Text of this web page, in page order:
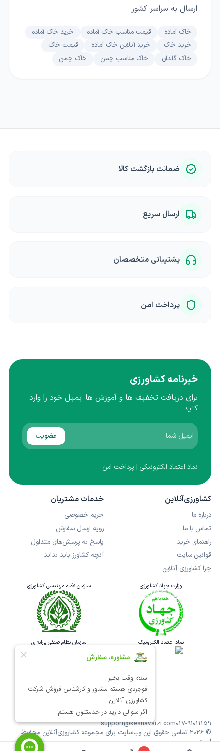
ارسال به سراسر کشور
خاک آماده قیمت مناسب خاک آماده
خرید خاک آماده
خرید خاک
خرید آنلاین خاک آماده
قیمت خاک
خاک گلدان
خاک مناسب چمن خاک چمن
ضمانت بازگشت کالا
ارسال سریع
پشتیبانی متخصصان
پرداخت امن
خبرنامه کشاورزی
برای دریافت تخفیف ها و آموزش ها ایمیل خود را وارد
کنید.
عضویت
نماد اعتماد الکترونیکی | پرداخت امن
کشاورزی‌آنلاین
درباره ما
تماس با ما
راهنمای خرید
قوانین سایت
چرا کشاورزی آنلاین
خدمات مشتریان
حریم خصوصی
رویه ارسال سفارش
پاسخ به پرسش‌های متداول
آنچه کشاورز باید بداند
وزارت جهاد کشاورزی سازمان نظام مهندسی کشاورزی
نماد اعتماد الکترونیک سازمان نظام صنفی یارانه‌ای
017-91011159
support@keshavarzi.com
©
2026 تمامی حقوق این وب‌سایت برای مجموعه کشاروزی‌آنلاین محفوظ
است.